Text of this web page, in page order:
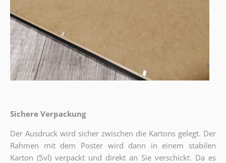
Sichere Verpackung
Der Ausdruck wird sicher zwischen die Kartons gelegt. Der
Rahmen mit dem Poster wird dann in einem stabilen
Karton (5vl) verpackt und direkt an Sie verschickt. Da es